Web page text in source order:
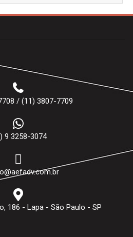
/ (11) 3807-7709
9 3258-3074
186 - Lapa - São Paulo - SP